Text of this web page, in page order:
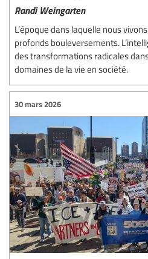
Randi Weingarten
L’époque dans laquelle nous
profonds bouleversements.
des transformations radicales
domaines de la vie en société.
30 mars 2026